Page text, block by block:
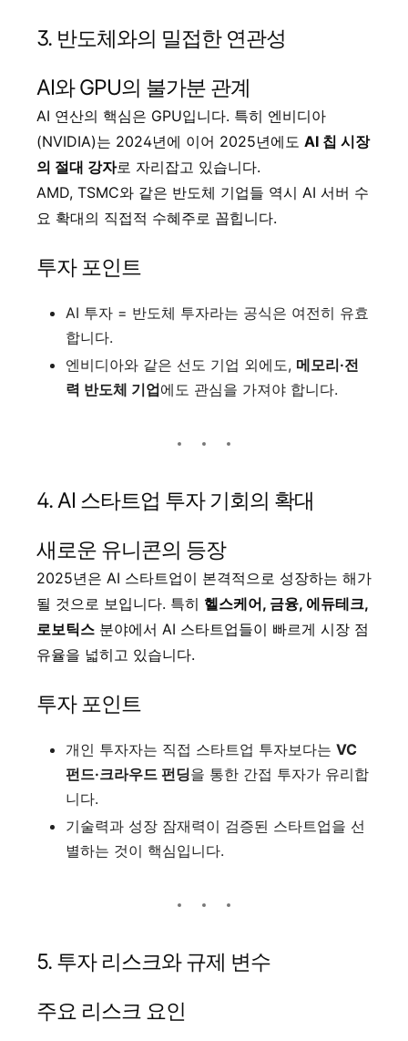
3. 반도체와의 밀접한 연관성
AI와 GPU의 불가분 관계
AI 연산의 핵심은 GPU입니다. 특히 엔비디아
(NVIDIA)는 2024년에 이어 2025년에도 AI 칩 시장
의 절대 강자로 자리잡고 있습니다.
AMD, TSMC와 같은 반도체 기업들 역시 AI 서버 수
요 확대의 직접적 수혜주로 꼽힙니다.
투자 포인트
AI 투자 = 반도체 투자라는 공식은 여전히 유효
합니다.
엔비디아와 같은 선도 기업 외에도, 메모리·전
력 반도체 기업에도 관심을 가져야 합니다.
4. AI 스타트업 투자 기회의 확대
새로운 유니콘의 등장
2025년은 AI 스타트업이 본격적으로 성장하는 해가
될 것으로 보입니다. 특히 헬스케어, 금융, 에듀테크,
로보틱스 분야에서 AI 스타트업들이 빠르게 시장 점
유율을 넓히고 있습니다.
투자 포인트
개인 투자자는 직접 스타트업 투자보다는 VC
펀드·크라우드 펀딩을 통한 간접 투자가 유리합
니다.
기술력과 성장 잠재력이 검증된 스타트업을 선
별하는 것이 핵심입니다.
5. 투자 리스크와 규제 변수
주요 리스크 요인